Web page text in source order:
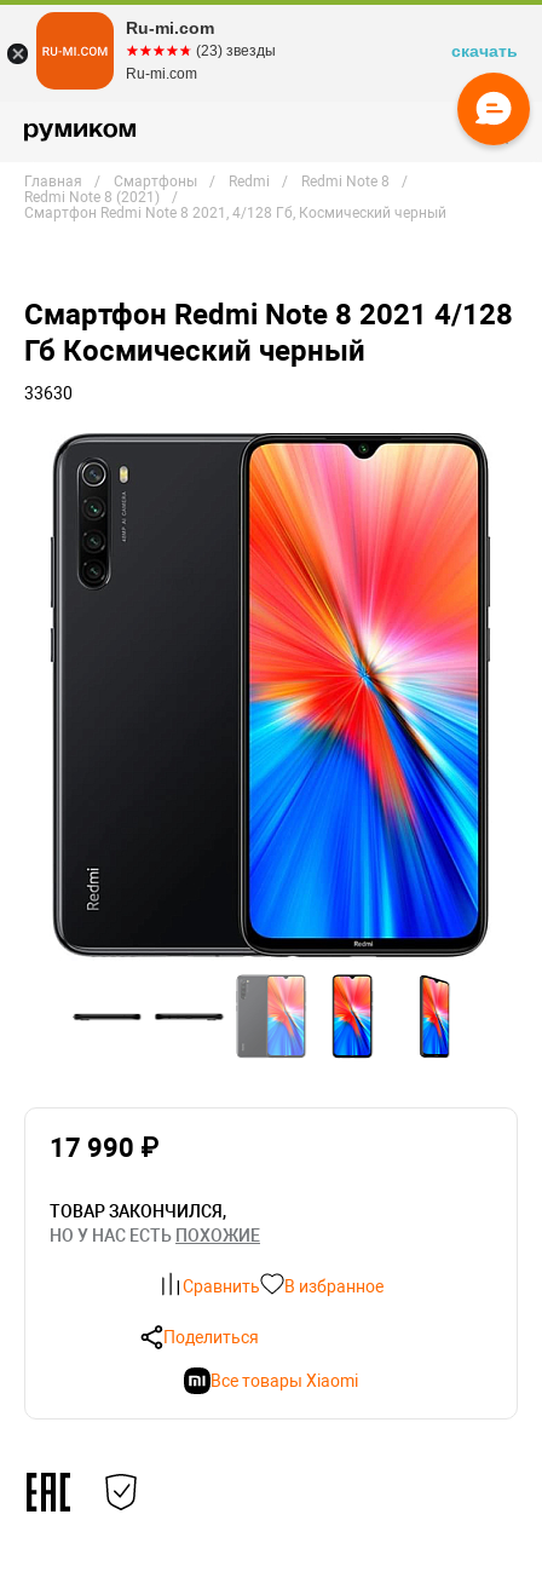
Главная Смартфоны Redmi
Redmi Note 8
Redmi Note 8 (2021)
Смартфон Redmi Note 8 2021, 4/128 Гб, Космический черный
Смартфон Redmi Note 8 2021 4/128
Гб Космический черный
33630
17 990 ₽
ТОВАР ЗАКОНЧИЛСЯ,
НО У НАС ЕСТЬ ПОХОЖИЕ
Сравнить В избранное
Поделиться
Все товары Xiaomi
Ru-mi.com
☆☆☆☆☆
★★★★★ (23) звезды
Ru-mi.com
скачать